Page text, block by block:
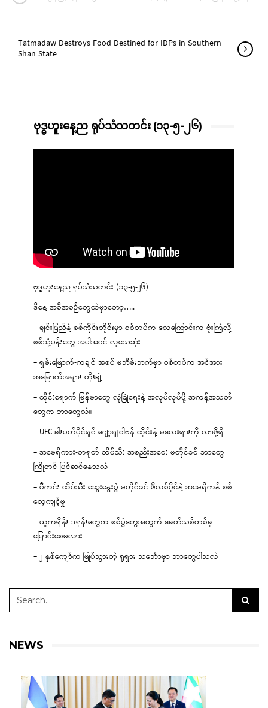
Tatmadaw Destroys Food Destined for IDPs in Southern
Shan State
ဗုဒ္ဓဟူးနေ့ည ရုပ်သံသတင်း (၁၃-၅-၂၆)
ဗုဒ္ဓဟူးနေ့ည ရုပ်သံသတင်း (၁၃-၅-၂၆)
ဒီနေ့ အစီအစဉ်တွေထဲမှာတော့…..
– ချင်းပြည်နဲ့ စစ်ကိုင်းတိုင်းမှာ စစ်တပ်က လေကြောင်းက ဗုံးကြဲလို့
စစ်သုံ့ပန်းတွေ အပါအဝင် လူသေဆုံး
– ရှမ်းမြောက်-ကချင် အစပ် မဘိမ်းဘက်မှာ စစ်တပ်က အင်အား
အမြောက်အများ တိုးချဲ့
– ထိုင်းရောက် မြန်မာတွေ လုံခြုံရေးနဲ့ အလုပ်လုပ်ဖို့ အကန့်အသတ်
တွေက ဘာတွေလဲ။
– UFC ခါးပတ်ပိုင်ရှင် ဂျော့ရှူဝါဗန် ထိုင်းနဲ့ မလေးရှားကို လာဖို့ရှိ
– အမေရိကား-တရုတ် ထိပ်သီး အစည်းအဝေး မတိုင်ခင် ဘာတွေ
ကြိုတင် ပြင်ဆင်နေသလဲ
– ပီကင်း ထိပ်သီး ဆွေးနွေးပွဲ မတိုင်ခင် ဖိလစ်ပိုင်နဲ့ အမေရိကန် စစ်
လေ့ကျင့်မှု
– ယူကရိန်း ဒရုန်းတွေက စစ်ပွဲတွေအတွက် ခေတ်သစ်တစ်ခု
ပြောင်းစေမလား
– ၂ နှစ်ကျော်က မြုပ်သွားတဲ့ ရုရှား သင်္ဘောမှာ ဘာတွေပါသလဲ
NEWS